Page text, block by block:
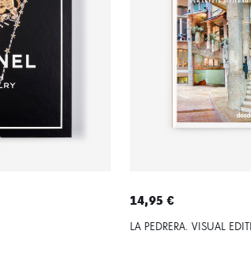
14,95 €
LA PEDRERA. VISUAL